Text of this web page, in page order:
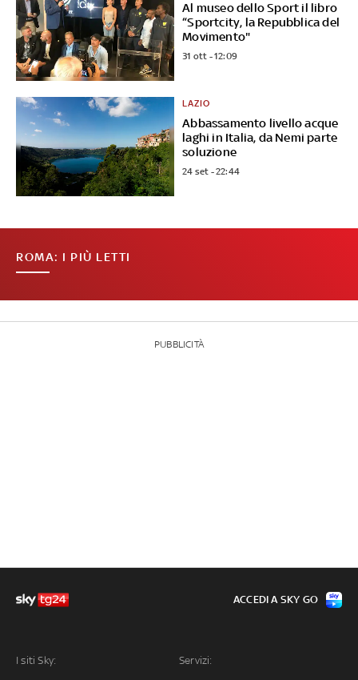
Al museo dello Sport il libro
“Sportcity, la Repubblica del
Movimento"
31 ott - 12:09
Abbassamento livello acque
laghi in Italia, da Nemi parte
soluzione
LAZIO
24 set - 22:44
ROMA: I PIÙ LETTI
PUBBLICITÀ
I siti Sky: Servizi:
ACCEDI A SKY GO